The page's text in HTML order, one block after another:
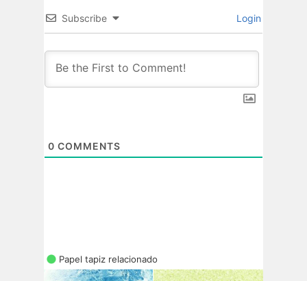
Subscribe Login
0 COMMENTS
Papel tapiz relacionado